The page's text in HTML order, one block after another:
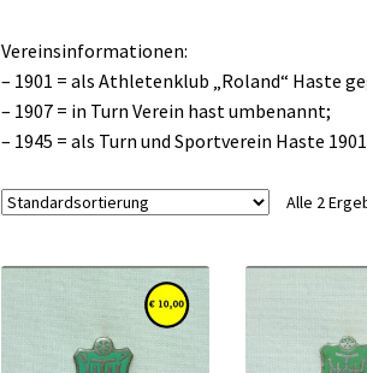
Vereinsinformationen:
– 1901 = als Athletenklub „Roland“ Haste
– 1907 = in Turn Verein hast umbenannt;
– 1945 = als Turn und Sportverein Haste
Alle 2